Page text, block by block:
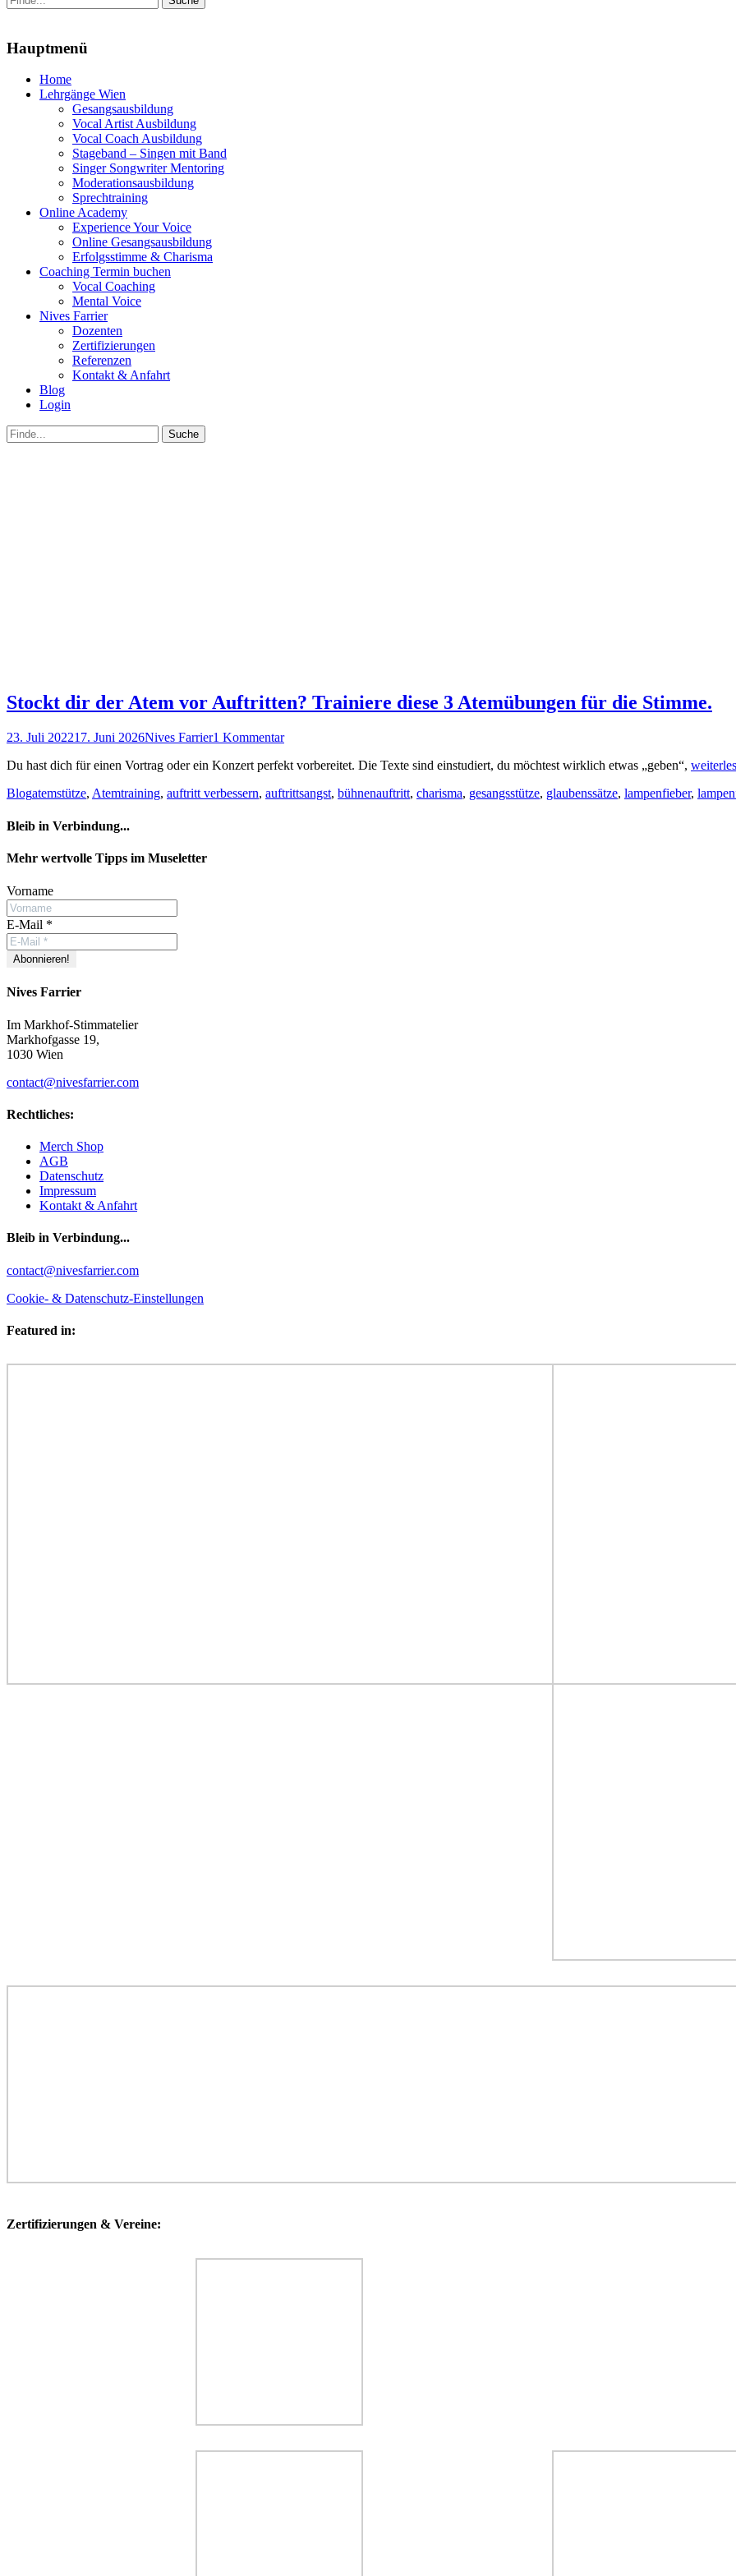
nach:
Hauptmenü
Zum
Inhalt
Home
Lehrgänge Wien
Gesangsausbildung
Vocal Artist Ausbildung
Vocal Coach Ausbildung
Stageband – Singen mit Band
Singer Songwriter Mentoring
Moderationsausbildung
Sprechtraining
Online Academy
Experience Your Voice
Online Gesangsausbildung
Erfolgsstimme & Charisma
Coaching Termin buchen
Vocal Coaching
Mental Voice
Nives Farrier
Dozenten
Zertifizierungen
Referenzen
Kontakt & Anfahrt
Blog
Login
bei
der
Suche
nach:
Stockt dir der Atem vor Auftritten? Trainiere diese 3 Atemübungen für die Stimme.
Posted
23. Juli 202217. Juni 2026Autor
Nives Farrier1 Kommentar
Du hast dich für einen Vortrag oder ein Konzert perfekt vorbereitet. Die Texte sind einstudiert, du möchtest wirklich etwas „geben“,
Kategorien
BlogSchlagworte
atemstütze, Atemtraining, auftritt verbessern, auftrittsangst, bühnenauftritt, charisma, gesangsstütze, glaubenssätze, lampenfieber,
Bleib in Verbindung...
Facebook
YouTube
Instagram
Mehr wertvolle Tipps im Museletter
Vorname
E-Mail *
Nives Farrier
Im Markhof-Stimmatelier
Markhofgasse 19,
1030 Wien
contact@nivesfarrier.com
Rechtliches:
Merch Shop
AGB
Datenschutz
Impressum
Kontakt & Anfahrt
Bleib in Verbindung...
Facebook
YouTube
Instagram
contact@nivesfarrier.com
Cookie- & Datenschutz-Einstellungen
Featured in:
Zertifizierungen & Vereine: